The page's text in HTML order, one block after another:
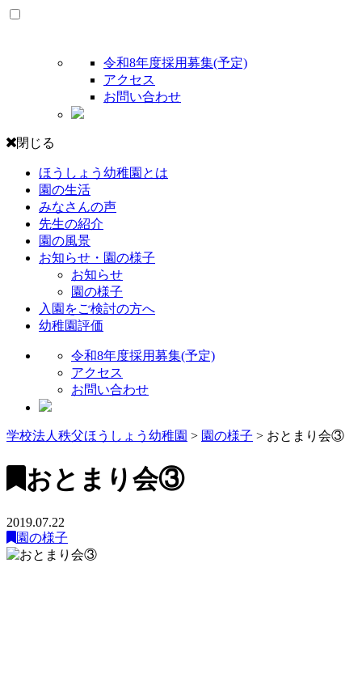
令和8年度採用募集(予定)
アクセス
お問い合わせ
閉じる
ほうしょう幼稚園とは
園の生活
みなさんの声
先生の紹介
園の風景
お知らせ・園の様子
お知らせ
園の様子
入園をご検討の方へ
幼稚園評価
令和8年度採用募集(予定)
アクセス
お問い合わせ
学校法人秩父ほうしょう幼稚園 > 園の様子 > おとまり会③
おとまり会③
2019.07.22
園の様子